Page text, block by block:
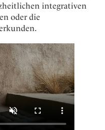
integrativen
oder die